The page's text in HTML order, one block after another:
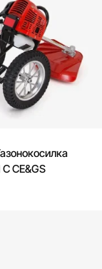
CE&GS